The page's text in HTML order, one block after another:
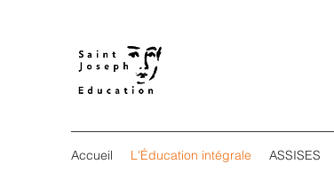
Accueil L'Éducation intégrale ASSISES